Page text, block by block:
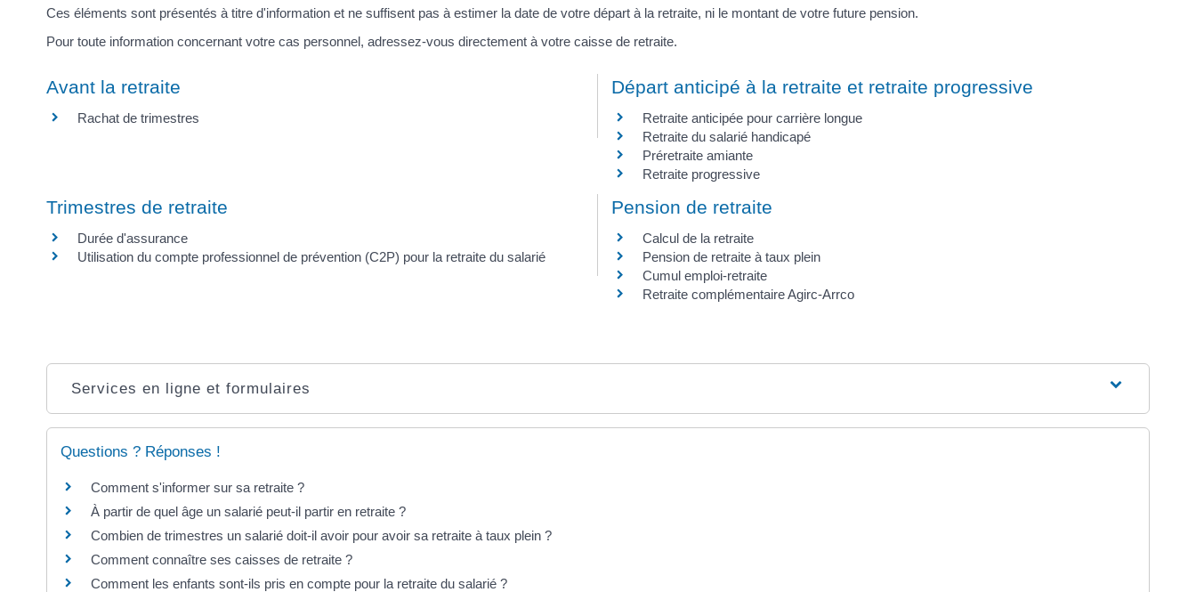
Ces éléments sont présentés à titre d'information et ne suffisent pas à estimer la date de votre départ à la retraite, ni le montant de votre future pension.
Pour toute information concernant votre cas personnel, adressez-vous directement à votre caisse de retraite.
Avant la retraite
Rachat de trimestres
Départ anticipé à la retraite et retraite progressive
Retraite anticipée pour carrière longue
Retraite du salarié handicapé
Préretraite amiante
Retraite progressive
Trimestres de retraite
Durée d'assurance
Utilisation du compte professionnel de prévention (C2P) pour la retraite du salarié
Pension de retraite
Calcul de la retraite
Pension de retraite à taux plein
Cumul emploi-retraite
Retraite complémentaire Agirc-Arrco
Services en ligne et formulaires
Questions ? Réponses !
Comment s'informer sur sa retraite ?
À partir de quel âge un salarié peut-il partir en retraite ?
Combien de trimestres un salarié doit-il avoir pour avoir sa retraite à taux plein ?
Comment connaître ses caisses de retraite ?
Comment les enfants sont-ils pris en compte pour la retraite du salarié ?